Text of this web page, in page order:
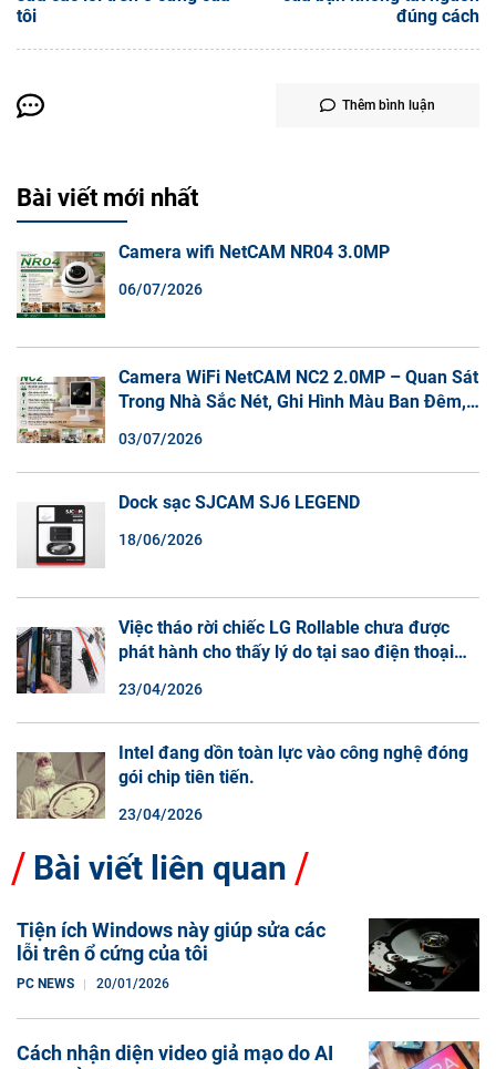
tôi
đúng cách
Thêm bình luận
Bài viết mới nhất
Camera wifi NetCAM NR04 3.0MP
06/07/2026
Camera WiFi NetCAM NC2 2.0MP – Quan Sát
Trong Nhà Sắc Nét, Ghi Hình Màu Ban Đêm,
03/07/2026
Dock sạc SJCAM SJ6 LEGEND
18/06/2026
Việc tháo rời chiếc LG Rollable chưa được
phát hành cho thấy lý do tại sao điện thoại
23/04/2026
Intel đang dồn toàn lực vào công nghệ đóng
gói chip tiên tiến.
23/04/2026
Bài viết liên quan
Tiện ích Windows này giúp sửa các
lỗi trên ổ cứng của tôi
PC NEWS 20/01/2026
Cách nhận diện video giả mạo do AI